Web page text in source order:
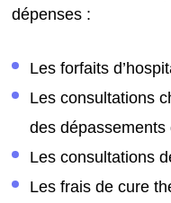
dépenses :
Les forfaits
Les consultations
des dépassements
Les consultations
Les frais de cure